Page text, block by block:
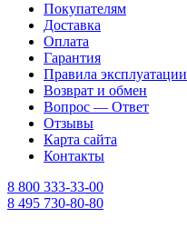
Покупателям
Доставка
Оплата
Гарантия
Правила эксплуатации
Возврат и обмен
Вопрос — Ответ
Отзывы
Карта сайта
Контакты
8 800 333-33-00
8 495 730-80-80